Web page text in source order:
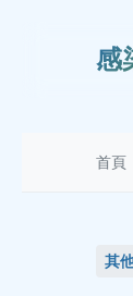
感
首頁
其